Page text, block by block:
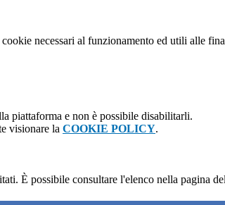
necessari al funzionamento ed utili alle
piattaforma e non è possibile disabilitarli.
visionare la COOKIE POLICY.
È possibile consultare l'elenco nella pagina